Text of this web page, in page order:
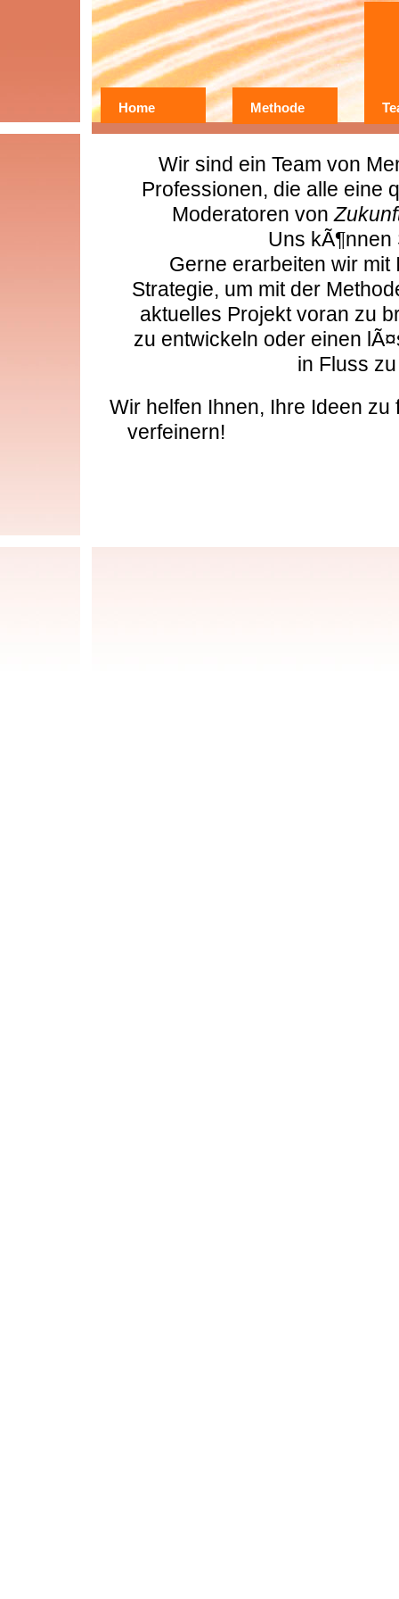
Home
Methode
Erfahrungen
Wir sind ein Team von
Professionen, die alle eine
Moderatoren von
Uns kÃ¶nnen
Gerne erarbeiten wir
Strategie, um mit der
aktuelles Projekt voran zu
zu entwickeln oder einen
in Fluss
Wir helfen Ihnen, Ihre Ideen
verfeinern!